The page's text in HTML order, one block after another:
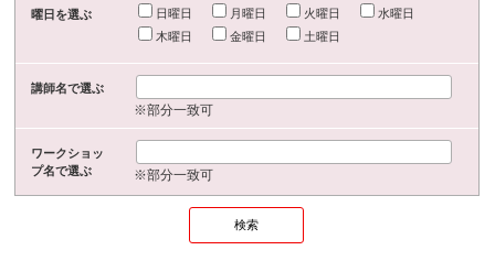
曜日を選ぶ 日曜日 月曜日 火曜日
水曜日
木曜日
金曜日 土曜日
講師名で選ぶ
※部分一致可
ワークショッ
プ名で選ぶ
※部分一致可